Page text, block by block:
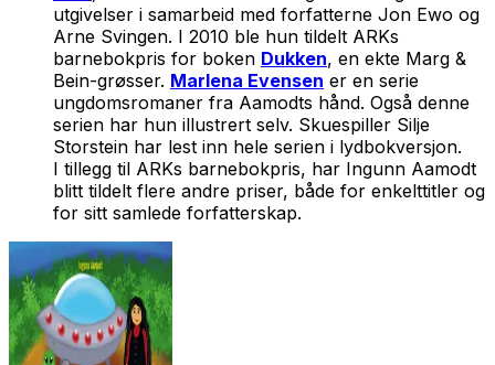
utgivelser i samarbeid med forfatterne Jon Ewo og
Arne Svingen. I 2010 ble hun tildelt ARKs
barnebokpris for boken Dukken, en ekte Marg &
Bein-grøsser. Marlena Evensen er en serie
ungdomsromaner fra Aamodts hånd. Også denne
serien har hun illustrert selv. Skuespiller Silje
Storstein har lest inn hele serien i lydbokversjon.
I tillegg til ARKs barnebokpris, har Ingunn Aamodt
blitt tildelt flere andre priser, både for enkelttitler og
for sitt samlede forfatterskap.